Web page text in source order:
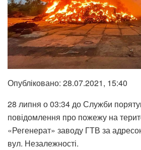
Опубліковано: 28.07.2021, 15:40
28 липня о 03:34 до Служби
повідомлення про пожежу на
«Регенерат» заводу ГТВ за
вул. Незалежності.